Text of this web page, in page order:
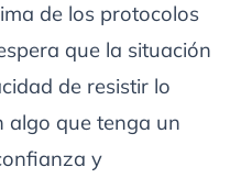
de los protocolos
que la situación
de resistir lo
algo que tenga un
y